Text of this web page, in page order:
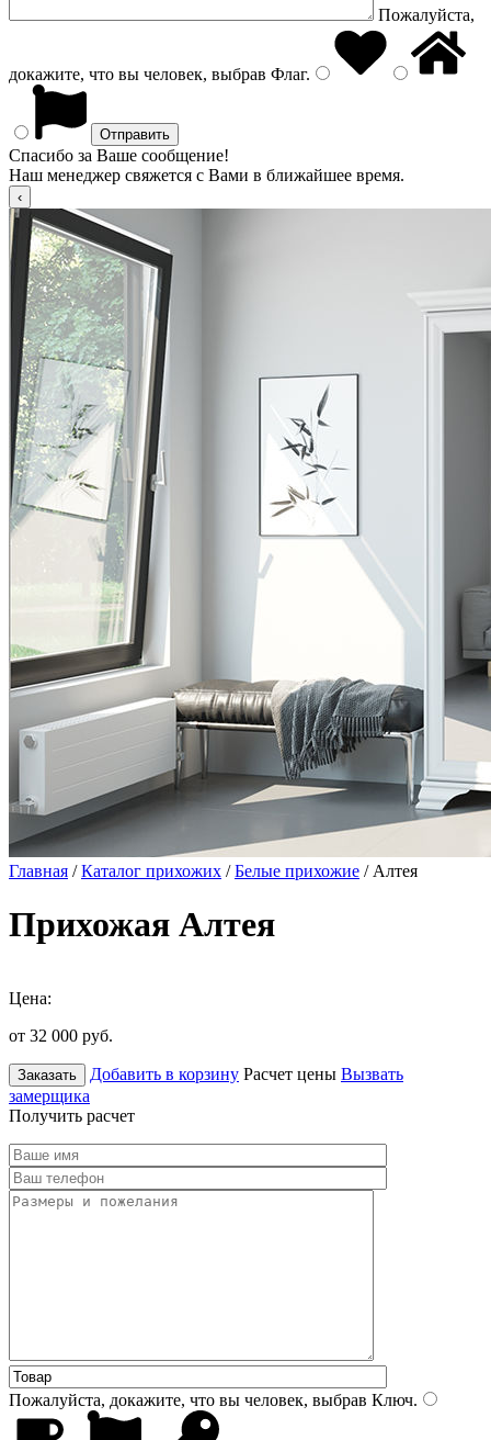
Пожалуйста,
докажите, что вы человек, выбрав Флаг.
Спасибо за Ваше сообщение!
Наш менеджер свяжется с Вами в ближайшее время.
Главная /Каталог прихожих /Белые прихожие / Алтея
Прихожая Алтея
Цена:
от 32 000 руб.
Заказать Добавить в корзину Расчет цены Вызвать
замерщика
Получить расчет
Пожалуйста, докажите, что вы человек, выбрав Ключ.